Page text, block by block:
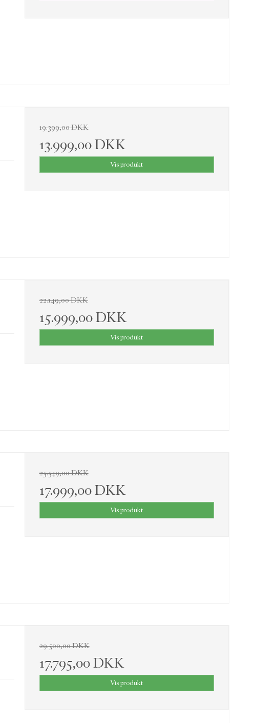
19.399,00 DKK
13.999,00 DKK
Vis produkt
22.149,00 DKK
15.999,00 DKK
Vis produkt
25.549,00 DKK
17.999,00 DKK
Vis produkt
29.500,00 DKK
17.795,00 DKK
Vis produkt